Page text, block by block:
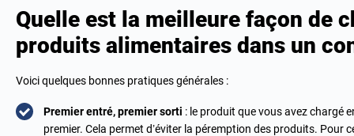
Quelle est la meilleure façon de
produits alimentaires dans un
Voici quelques bonnes pratiques générales :
Premier entré, premier sorti : le produit que vous avez chargé
premier. Cela permet d’éviter la péremption des produits.